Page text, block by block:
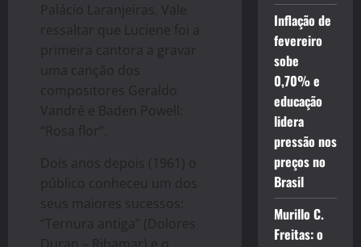
Palácio Laranjeiras. Vale
ressaltar que Luciene foi a
primeira cantora a gravar
uma canção dos
compositores Geraldo
Vandré e Baden Powell:
“Rosa flor”.
Dois anos depois (1961) o
público conheceu um dos
seus maiores sucessos:
“Ternura antiga” (Dolores
Inflação de
fevereiro
sobe
0,70% e
educação
lidera
pressão nos
preços no
Brasil
Murillo C.
Freitas: o